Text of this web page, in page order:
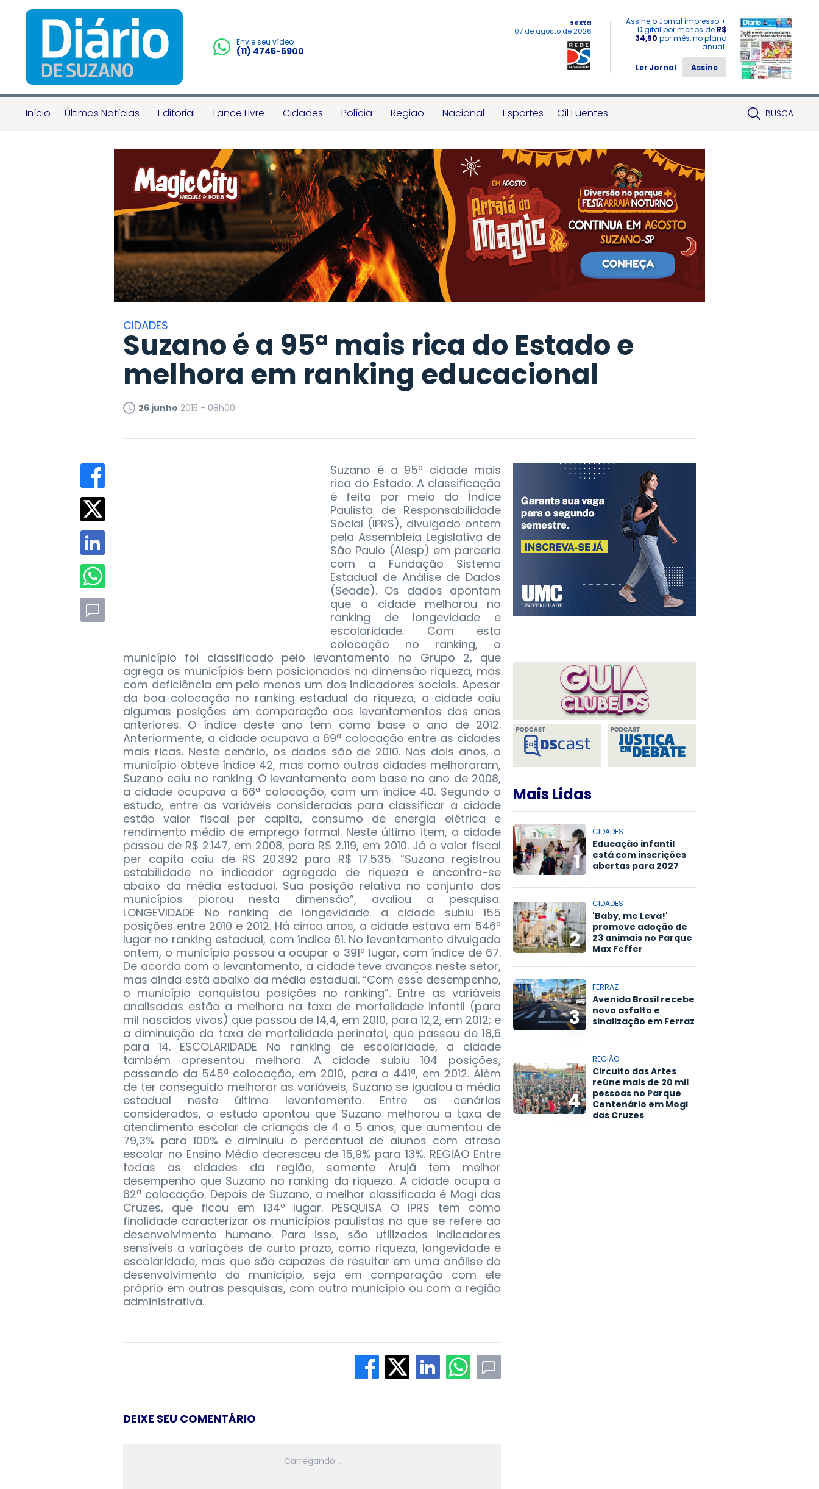
Envie seu vídeo
(11) 4745-6900
sexta
07 de agosto de 2026
Assine o Jornal impresso +
Digital por menos de R$
34,90 por mês, no plano
anual.
Ler Jornal
Assine
Início Últimas Notícias Editorial Lance Livre Cidades Polícia Região Nacional Esportes Gil Fuentes BUSCA
CIDADES
Suzano é a 95ª mais rica do Estado e
melhora em ranking educacional
26 junho 2015 - 08h00
Suzano é a 95ª cidade mais
rica do Estado. A classificação
é feita por meio do Índice
Paulista de Responsabilidade
Social (IPRS), divulgado ontem
pela Assembleia Legislativa de
São Paulo (Alesp) em parceria
com a Fundação Sistema
Estadual de Análise de Dados
(Seade). Os dados apontam
que a cidade melhorou no
ranking de longevidade e
escolaridade. Com esta
colocação no ranking, o
município foi classificado pelo levantamento no Grupo 2, que
agrega os municípios bem posicionados na dimensão riqueza, mas
com deficiência em pelo menos um dos indicadores sociais. Apesar
da boa colocação no ranking estadual da riqueza, a cidade caiu
algumas posições em comparação aos levantamentos dos anos
anteriores. O índice deste ano tem como base o ano de 2012.
Anteriormente, a cidade ocupava a 69ª colocação entre as cidades
mais ricas. Neste cenário, os dados são de 2010. Nos dois anos, o
município obteve índice 42, mas como outras cidades melhoraram,
Suzano caiu no ranking. O levantamento com base no ano de 2008,
a cidade ocupava a 66ª colocação, com um índice 40. Segundo o
estudo, entre as variáveis consideradas para classificar a cidade
estão valor fiscal per capita, consumo de energia elétrica e
rendimento médio de emprego formal. Neste último item, a cidade
passou de R$ 2.147, em 2008, para R$ 2.119, em 2010. Já o valor fiscal
per capita caiu de R$ 20.392 para R$ 17.535. “Suzano registrou
estabilidade no indicador agregado de riqueza e encontra-se
abaixo da média estadual. Sua posição relativa no conjunto dos
municípios piorou nesta dimensão”, avaliou a pesquisa.
LONGEVIDADE No ranking de longevidade. a cidade subiu 155
posições entre 2010 e 2012. Há cinco anos, a cidade estava em 546º
lugar no ranking estadual, com índice 61. No levantamento divulgado
ontem, o município passou a ocupar o 391º lugar, com índice de 67.
De acordo com o levantamento, a cidade teve avanços neste setor,
mas ainda está abaixo da média estadual. “Com esse desempenho,
o município conquistou posições no ranking”. Entre as variáveis
analisadas estão a melhora na taxa de mortalidade infantil (para
mil nascidos vivos) que passou de 14,4, em 2010, para 12,2, em 2012; e
a diminuição da taxa de mortalidade perinatal, que passou de 18,6
para 14. ESCOLARIDADE No ranking de escolaridade, a cidade
também apresentou melhora. A cidade subiu 104 posições,
passando da 545ª colocação, em 2010, para a 441ª, em 2012. Além
de ter conseguido melhorar as variáveis, Suzano se igualou a média
estadual neste último levantamento. Entre os cenários
considerados, o estudo apontou que Suzano melhorou a taxa de
atendimento escolar de crianças de 4 a 5 anos, que aumentou de
79,3% para 100% e diminuiu o percentual de alunos com atraso
escolar no Ensino Médio decresceu de 15,9% para 13%. REGIÃO Entre
todas as cidades da região, somente Arujá tem melhor
desempenho que Suzano no ranking da riqueza. A cidade ocupa a
82ª colocação. Depois de Suzano, a melhor classificada é Mogi das
Cruzes, que ficou em 134º lugar. PESQUISA O IPRS tem como
finalidade caracterizar os municípios paulistas no que se refere ao
desenvolvimento humano. Para isso, são utilizados indicadores
sensíveis a variações de curto prazo, como riqueza, longevidade e
escolaridade, mas que são capazes de resultar em uma análise do
desenvolvimento do município, seja em comparação com ele
próprio em outras pesquisas, com outro município ou com a região
administrativa.
DEIXE SEU COMENTÁRIO
Mais Lidas
1
CIDADES
Educação infantil
está com inscrições
abertas para 2027
2
CIDADES
'Baby, me Leva!'
promove adoção de
23 animais no Parque
Max Feffer
3
FERRAZ
Avenida Brasil recebe
novo asfalto e
sinalização em Ferraz
4
REGIÃO
Circuito das Artes
reúne mais de 20 mil
pessoas no Parque
Centenário em Mogi
das Cruzes